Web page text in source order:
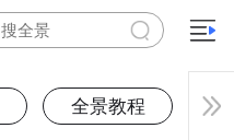
全景教程